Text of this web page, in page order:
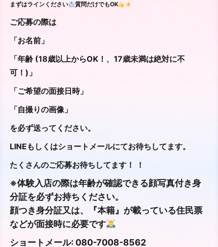
まずはラインください 質問だけでもOK
ご応募の際は
「お名前」
「年齢 (18歳以上からOK！、17歳未満は絶対に不
可！)」
「ご希望の面接日時」
「自撮りの画像」
を必ず送ってください。
LINEもしくはショートメールにてお待ちしてます。
たくさんのご応募お待ちしてます！ ！
※体験入店の際は年齢が確認できる顔写真付き身
分証を必ずお持ちください。
顔つき身分証又は、『本籍』が載っている住民票
などが面接時に必要です
ショートメール: 080-7008-8562